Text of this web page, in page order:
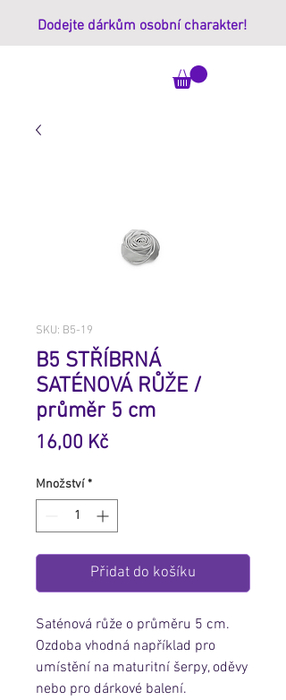
Dodejte dárkům osobní charakter!
SKU: B5-19
B5 STŘÍBRNÁ
SATÉNOVÁ RŮŽE /
průměr 5 cm
16,00 KčCena
Množství *
Přidat do košíku
Saténová růže o průměru 5 cm.
Ozdoba vhodná například pro
umístění na maturitní šerpy, oděvy
nebo pro dárkové balení.